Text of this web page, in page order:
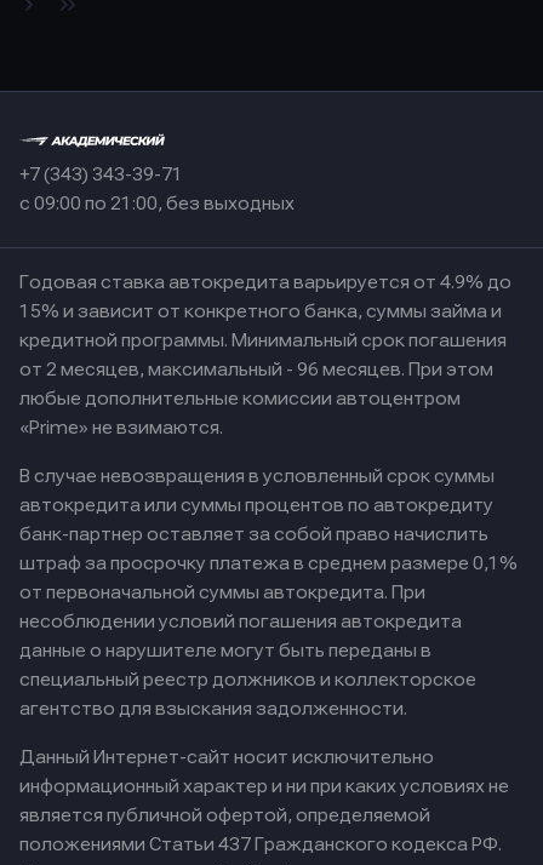
+7 (343) 343-39-71
с 09:00 по 21:00, без выходных
Годовая ставка автокредита варьируется от 4.9% до
15% и зависит от конкретного банка, суммы займа и
кредитной программы. Минимальный срок погашения
от 2 месяцев, максимальный - 96 месяцев. При этом
любые дополнительные комиссии автоцентром
«Prime» не взимаются.
В случае невозвращения в условленный срок суммы
автокредита или суммы процентов по автокредиту
банк-партнер оставляет за собой право начислить
штраф за просрочку платежа в среднем размере 0,1%
от первоначальной суммы автокредита. При
несоблюдении условий погашения автокредита
данные о нарушителе могут быть переданы в
специальный реестр должников и коллекторское
агентство для взыскания задолженности.
Данный Интернет-сайт носит исключительно
информационный характер и ни при каких условиях не
является публичной офертой, определяемой
положениями Статьи 437 Гражданского кодекса РФ.